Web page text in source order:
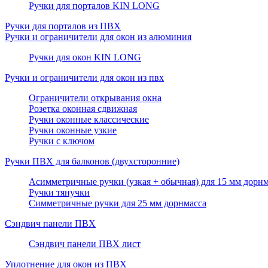
Ручки для порталов KIN LONG
Ручки для порталов из ПВХ
Ручки и ограничители для окон из алюминия
Ручки для окон KIN LONG
Ручки и ограничители для окон из пвх
Ограничители открывания окна
Розетка оконная сдвижная
Ручки оконные классические
Ручки оконные узкие
Ручки с ключом
Ручки ПВХ для балконов (двухсторонние)
Асимметричные ручки (узкая + обычная) для 15 мм
Ручки тянучки
Симметричные ручки для 25 мм дорнмасса
Сэндвич панели ПВХ
Сэндвич панели ПВХ лист
Уплотнение для окон из ПВХ